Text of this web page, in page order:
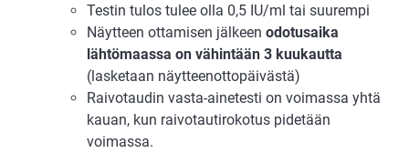
Testin tulos tulee olla 0,5 IU/ml tai suurempi
Näytteen ottamisen jälkeen odotusaika
lähtömaassa on vähintään 3 kuukautta
(lasketaan näytteenottopäivästä)
Raivotaudin vasta-ainetesti on voimassa yhtä
kauan, kun raivotautirokotus pidetään
voimassa.